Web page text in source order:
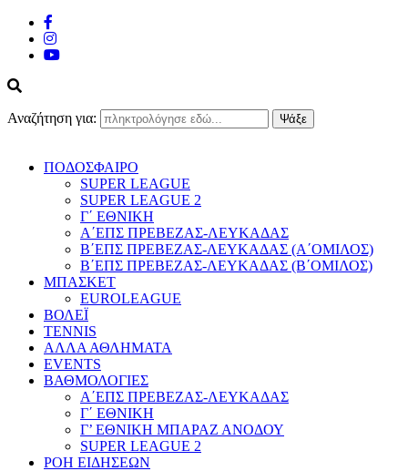
Αναζήτηση για:
ΠΟΔΟΣΦΑΙΡΟ
SUPER LEAGUE
SUPER LEAGUE 2
Γ΄ ΕΘΝΙΚΗ
Α΄ΕΠΣ ΠΡΕΒΕΖΑΣ-ΛΕΥΚΑΔΑΣ
Β΄ΕΠΣ ΠΡΕΒΕΖΑΣ-ΛΕΥΚΑΔΑΣ (Α΄ΟΜΙΛΟΣ)
Β΄ΕΠΣ ΠΡΕΒΕΖΑΣ-ΛΕΥΚΑΔΑΣ (Β΄ΟΜΙΛΟΣ)
ΜΠΑΣΚΕΤ
EUROLEAGUE
ΒΟΛΕΪ
TENNIS
ΑΛΛΑ ΑΘΛΗΜΑΤΑ
EVENTS
ΒΑΘΜΟΛΟΓΙΕΣ
Α΄ΕΠΣ ΠΡΕΒΕΖΑΣ-ΛΕΥΚΑΔΑΣ
Γ΄ ΕΘΝΙΚΗ
Γ’ ΕΘΝΙΚΗ ΜΠΑΡΑΖ ΑΝΟΔΟΥ
SUPER LEAGUE 2
ΡΟΗ ΕΙΔΗΣΕΩΝ